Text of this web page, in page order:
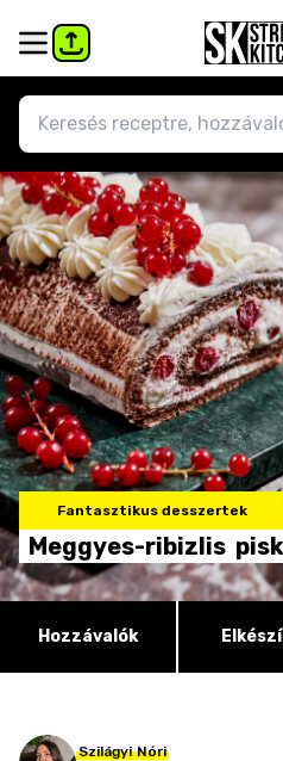
Fantasztikus desszertek
Meggyes-ribizlis
Hozzávalók
Szilágyi Nóri